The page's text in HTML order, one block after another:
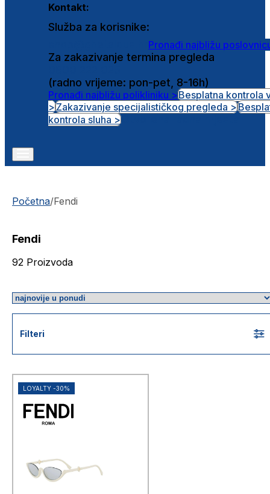
Kontakt:
Služba za korisnike:
Pronađi najbližu
Za zakazivanje termina pregleda
(radno vrijeme: pon-pet, 8-16h)
Pronađi najbližu polikliniku >Besplatna kontrola
>Zakazivanje specijalističkog pregleda >
kontrola sluha >
Početna/Fendi
Fendi
92 Proizvoda
Filteri
LOYALTY -30%